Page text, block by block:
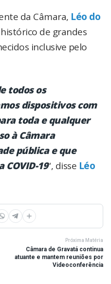
da Câmara, Léo do
de grandes
inclusive pelo
todos os
dispositivos com
toda e qualquer
à Câmara
pública e que
19“, disse Léo
Próxima Matéria
Câmara de Gravatá continua
atuante e mantem reuniões por
Videoconferência